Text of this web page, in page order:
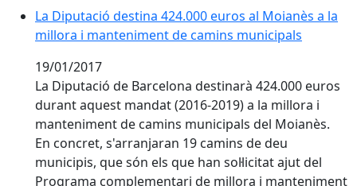
La Diputació destina 424.000 euros al Moianès a la
millora i manteniment de camins municipals
19/01/2017
La Diputació de Barcelona destinarà 424.000 euros
durant aquest mandat (2016-2019) a la millora i
manteniment de camins municipals del Moianès.
En concret, s'arranjaran 19 camins de deu
municipis, que són els que han sol·licitat ajut del
Programa complementari de millora i manteniment